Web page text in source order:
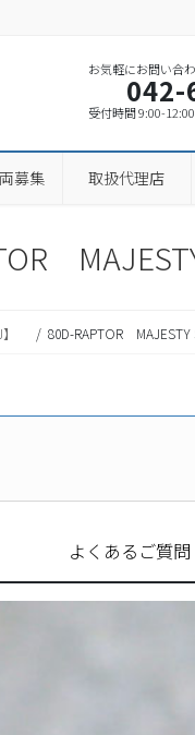
お気軽にお問い合
042-
受付時間 9:00-
募集 取扱代理店
】 80D-RAPTOR MAJESTY
よくあるご質問